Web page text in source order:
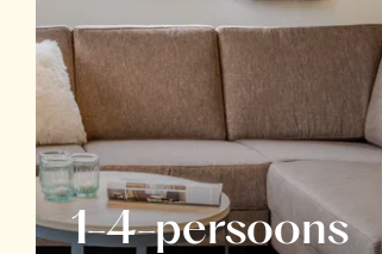
1-4-persoons